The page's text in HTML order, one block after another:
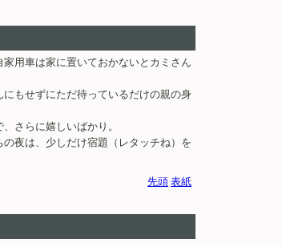
用車は家に置いておかないとカミさん
もせずにただ待っているだけの親の身
さらに嬉しいばかり。
夜は、少しだけ宿題（レタッチね）を
先頭 表紙